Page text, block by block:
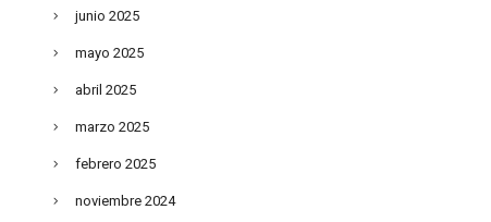
junio 2025
mayo 2025
abril 2025
marzo 2025
febrero 2025
noviembre 2024